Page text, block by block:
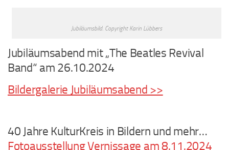
Jubiläumsbild. Copyright Karin Lübbers
Jubiläumsabend mit „The Beatles Revival
Band“ am 26.10.2024
Bildergalerie Jubiläumsabend >>
40 Jahre KulturKreis in Bildern und mehr…
Fotoausstellung Vernissage am 8.11.2024